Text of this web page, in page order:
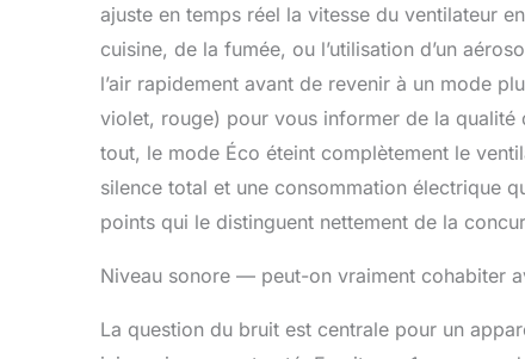
ajuste en temps réel la vitesse du ventilateur
cuisine, de la fumée, ou l’utilisation d’un
l’air rapidement avant de revenir à un mode
violet, rouge) pour vous informer de la qualité
tout, le mode Éco éteint complètement le
silence total et une consommation électrique
points qui le distinguent nettement de la
Niveau sonore — peut-on vraiment cohabiter
La question du bruit est centrale pour un